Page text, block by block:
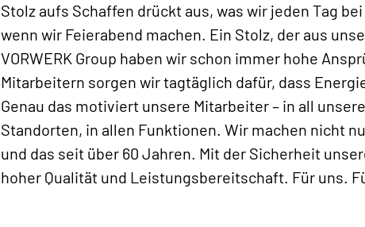
Stolz aufs Schaffen drückt aus, was wir jeden Tag
wenn wir Feierabend machen. Ein Stolz, der aus
VORWERK Group haben wir schon immer hohe
Mitarbeitern sorgen wir tagtäglich dafür, dass
Genau das motiviert unsere Mitarbeiter – in all
Standorten, in allen Funktionen. Wir machen nicht
und das seit über 60 Jahren. Mit der Sicherheit
hoher Qualität und Leistungsbereitschaft. Für uns.